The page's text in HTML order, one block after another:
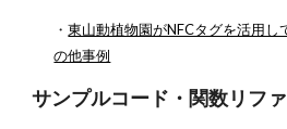
・東山動植物園がNFCタグを活用し
の他事例
サンプルコード・関数リフ